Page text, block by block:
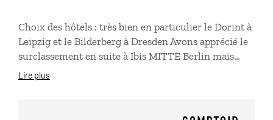
Choix des hôtels : très bien en particulier le Dorint à
Leipzig et le Bilderberg à Dresden Avons apprécié le
surclassement en suite à Ibis MITTE Berlin mais
attention à la taxe de séjour car elle a été comptée
euros !! Comptoir de Voyages pourrait vérifier cet
Lire plus